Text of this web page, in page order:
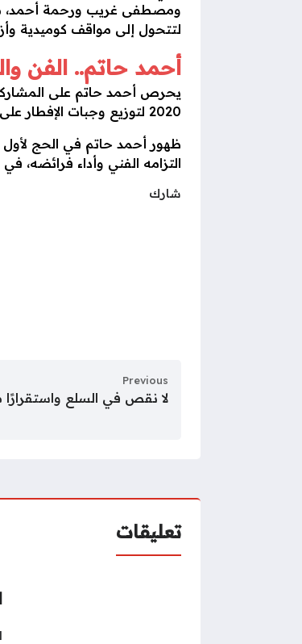
ومصطفى غريب ورحمة أحمد، من
لتتحول إلى مواقف كوميدية
أحمد حاتم.. الفن
يحرص أحمد حاتم على المشاركة
2020 لتوزيع وجبات الإفطار على المحتاجين في شوارع القاهرة.
ظهور أحمد حاتم في الحج لأول
التزامه الفني وأداء
شارك
Previous
لا نقص في السلع واستقرارًا
تعليقات